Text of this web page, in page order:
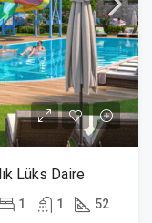
Lüks Daire
1 1 52